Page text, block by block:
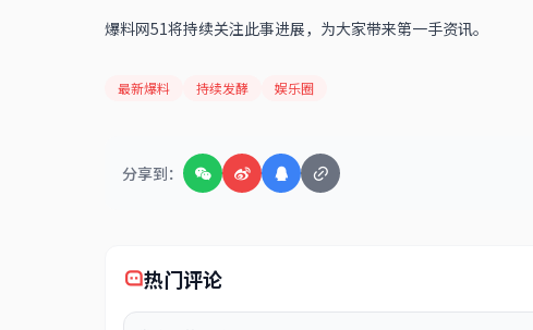
爆料网51将持续关注此事进展，为大家带来第一手资讯。
最新爆料 持续发酵 娱乐圈
分享到：
热门评论